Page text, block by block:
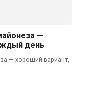
—
день
— хороший вариант,